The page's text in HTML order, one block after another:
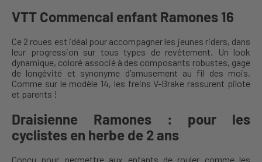
VTT Commencal enfant Ramones 16
Ce 2 roues est idéal pour accompagner les jeunes riders, dans
leur progression sur tous types de revêtement. Un look
dynamique, coloré associé à des composants robustes, gage
de longévité et synonyme d’amusement au fil des mois.
Comme sur le modèle 14, les freins V-Brake rassurent pilote
et parents !
Draisienne Ramones : pour les
cyclistes en herbe de 2 ans
Conçu pour permettre aux enfants de rouler comme les